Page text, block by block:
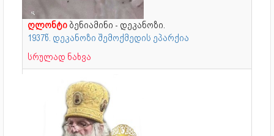
ღლონტი ბენიამინი - დეკანოზი.
1937წ. დეკანოზი შემოქმედის ეპარქია
სრულად ნახვა